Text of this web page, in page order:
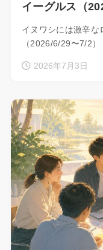
イーグルス（
イヌワシには激辛な
（2026/6/29〜7/2
2026年7月3日